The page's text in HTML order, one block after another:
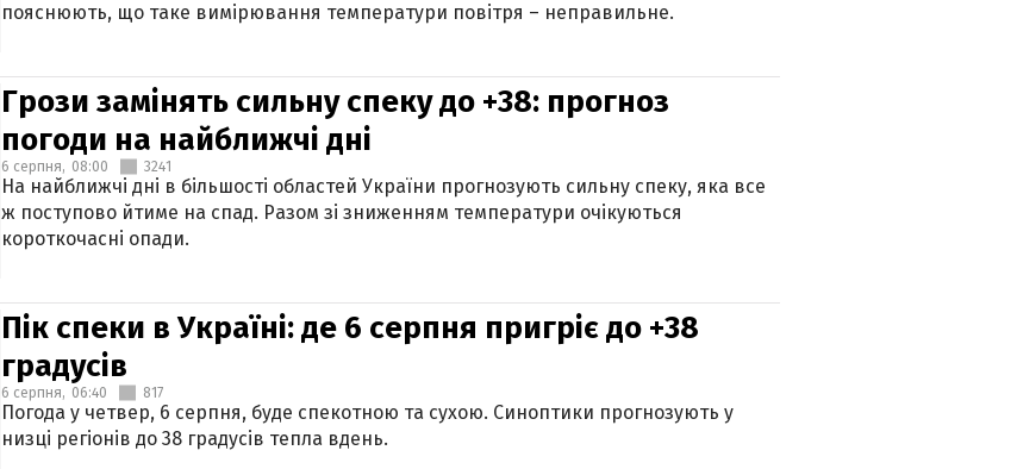
пояснюють, що таке вимірювання температури повітря – неправильне.
Грози замінять сильну спеку до +38: прогноз
погоди на найближчі дні
6 серпня, 08:00 3241
На найближчі дні в більшості областей України прогнозують сильну спеку, яка все
ж поступово йтиме на спад. Разом зі зниженням температури очікуються
короткочасні опади.
Пік спеки в Україні: де 6 серпня пригріє до +38
градусів
6 серпня, 06:40 817
Погода у четвер, 6 серпня, буде спекотною та сухою. Синоптики прогнозують у
низці регіонів до 38 градусів тепла вдень.